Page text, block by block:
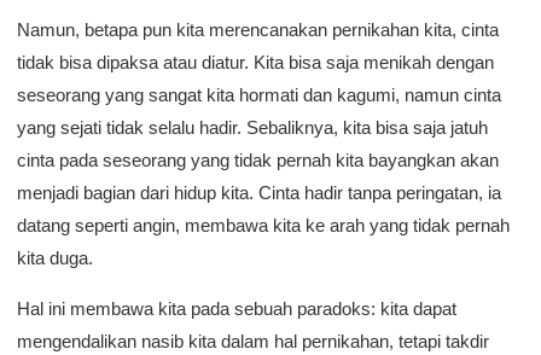
Namun, betapa pun kita merencanakan pernikahan kita, cinta
tidak bisa dipaksa atau diatur. Kita bisa saja menikah dengan
seseorang yang sangat kita hormati dan kagumi, namun cinta
yang sejati tidak selalu hadir. Sebaliknya, kita bisa saja jatuh
cinta pada seseorang yang tidak pernah kita bayangkan akan
menjadi bagian dari hidup kita. Cinta hadir tanpa peringatan, ia
datang seperti angin, membawa kita ke arah yang tidak pernah
kita duga.
Hal ini membawa kita pada sebuah paradoks: kita dapat
mengendalikan nasib kita dalam hal pernikahan, tetapi takdir